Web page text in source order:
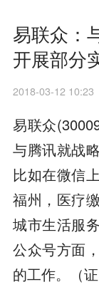
易联众：
开展部分
2018-03-12 10:23
易联众
与腾讯就战
比如在微信
福州，医疗
城市生活服
公众号方面
的工作。（证